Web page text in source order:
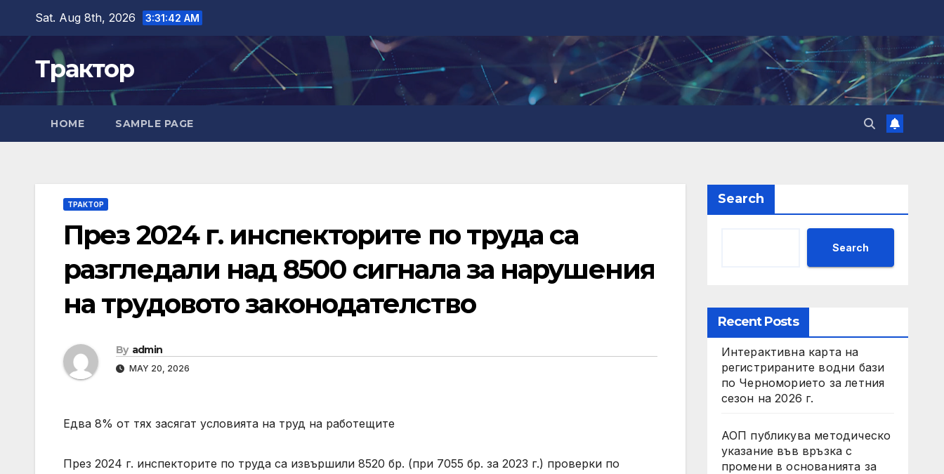
content
Sat. Aug 8th, 2026 3:31:43 AM
Трактор
HOME SAMPLE PAGE
ТРАКТОР
През 2024 г. инспекторите по труда са
разгледали над 8500 сигнала за нарушения
на трудовото законодателство
By admin
MAY 20, 2026
Едва 8% от тях засягат условията на труд на работещите
През 2024 г. инспекторите по труда са извършили 8520 бр. (при 7055 бр. за 2023 г.) проверки по
Search
Search
Recent Posts
Интерактивна карта на
регистрираните водни бази
по Черноморието за летния
сезон на 2026 г.
АОП публикува методическо
указание във връзка с
промени в основанията за